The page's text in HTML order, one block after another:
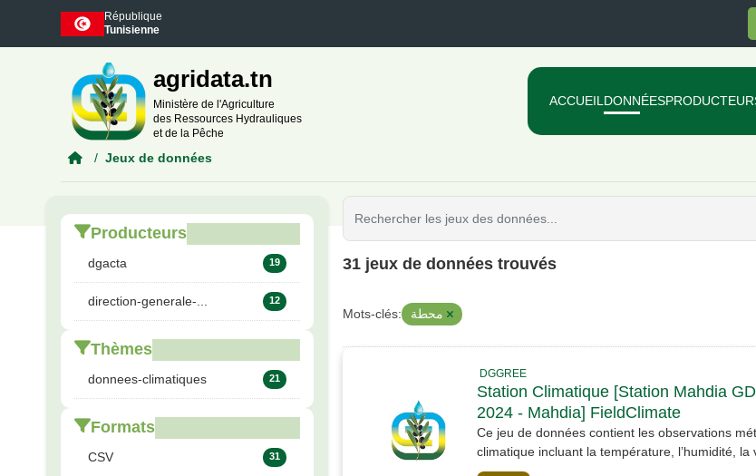
Skip to main content
République
Tunisienne
agridata.tn
Ministère de l'Agriculture
des Ressources Hydrauliques
et de la Pêche
ACCUEIL DONNÉES
Jeux de données
Producteurs
dgacta 19
direction-generale-... 12
Thèmes
donnees-climatiques 21
Formats
CSV 31
31 jeux de données trouvés
Mots-clés:
DGGREE
Station Climatique [Station Mahdia
2024 - Mahdia] FieldClimate
Ce jeu de données contient les observations
climatique incluant la température, l’humidité, la